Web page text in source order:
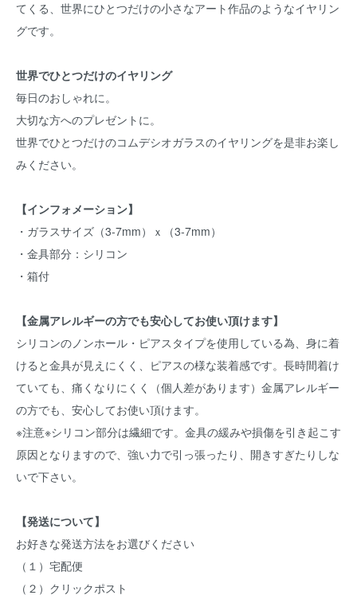
てくる、世界にひとつだけの小さなアート作品のようなイヤリン
グです。
世界でひとつだけのイヤリング
毎日のおしゃれに。
大切な方へのプレゼントに。
世界でひとつだけのコムデシオガラスのイヤリングを是非お楽し
みください。
【インフォメーション】
・ガラスサイズ（3-7mm）ｘ（3-7mm）
・金具部分：シリコン
・箱付
【金属アレルギーの方でも安心してお使い頂けます】
シリコンのノンホール・ピアスタイプを使用している為、身に着
けると金具が見えにくく、ピアスの様な装着感です。長時間着け
ていても、痛くなりにくく（個人差があります）金属アレルギー
の方でも、安心してお使い頂けます。
※注意※シリコン部分は繊細です。金具の緩みや損傷を引き起こす
原因となりますので、強い力で引っ張ったり、開きすぎたりしな
いで下さい。
【発送について】
お好きな発送方法をお選びください
（１）宅配便
（２）クリックポスト